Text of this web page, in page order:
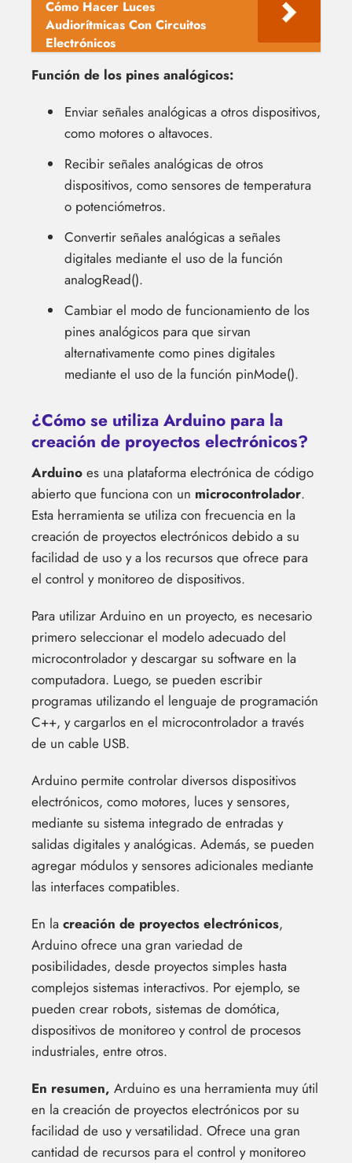
Cómo Hacer Luces
Audiorítmicas Con Circuitos
Electrónicos
Función de los pines analógicos:
Enviar señales analógicas a otros dispositivos,
como motores o altavoces.
Recibir señales analógicas de otros
dispositivos, como sensores de temperatura
o potenciómetros.
Convertir señales analógicas a señales
digitales mediante el uso de la función
analogRead().
Cambiar el modo de funcionamiento de los
pines analógicos para que sirvan
alternativamente como pines digitales
mediante el uso de la función pinMode().
¿Cómo se utiliza Arduino para la
creación de proyectos electrónicos?
Arduino es una plataforma electrónica de código
abierto que funciona con un microcontrolador.
Esta herramienta se utiliza con frecuencia en la
creación de proyectos electrónicos debido a su
facilidad de uso y a los recursos que ofrece para
el control y monitoreo de dispositivos.
Para utilizar Arduino en un proyecto, es necesario
primero seleccionar el modelo adecuado del
microcontrolador y descargar su software en la
computadora. Luego, se pueden escribir
programas utilizando el lenguaje de programación
C++, y cargarlos en el microcontrolador a través
de un cable USB.
Arduino permite controlar diversos dispositivos
electrónicos, como motores, luces y sensores,
mediante su sistema integrado de entradas y
salidas digitales y analógicas. Además, se pueden
agregar módulos y sensores adicionales mediante
las interfaces compatibles.
En la creación de proyectos electrónicos,
Arduino ofrece una gran variedad de
posibilidades, desde proyectos simples hasta
complejos sistemas interactivos. Por ejemplo, se
pueden crear robots, sistemas de domótica,
dispositivos de monitoreo y control de procesos
industriales, entre otros.
En resumen, Arduino es una herramienta muy útil
en la creación de proyectos electrónicos por su
facilidad de uso y versatilidad. Ofrece una gran
cantidad de recursos para el control y monitoreo